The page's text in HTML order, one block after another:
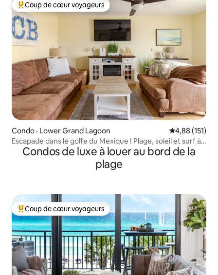
Coup de cœur voyageurs parmi les plus aimés
Coup de cœur voyageurs
Condo · Lower Grand Lagoon Note
4,88 (151)
Escapade dans le golfe du Mexique ! Plage, soleil et surf à
deux pas !
Condos de luxe à louer au bord de la
plage
Coup de cœur voyageurs parmi les plus aimés
Coup de cœur voyageurs